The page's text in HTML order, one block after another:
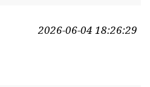
2026-06-04 18:26:29